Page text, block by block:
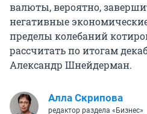
валюты, вероятно,
негативные
пределы колебаний
рассчитать по итогам
Александр Шнейдерман.
Алла Скрипова
редактор раздела «Бизнес»